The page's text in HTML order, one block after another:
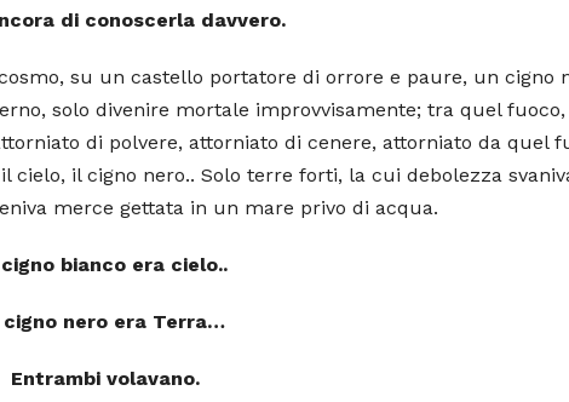
di conoscerla davvero.
su un castello portatore di orrore e paure, un cigno
solo divenire mortale improvvisamente; tra quel
di polvere, attorniato di cenere, attorniato da quel
cielo, il cigno nero.. Solo terre forti, la cui debolezza
merce gettata in un mare privo di acqua.
bianco era cielo..
cigno nero era Terra…
Entrambi volavano.